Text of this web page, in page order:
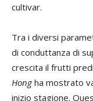
cultivar.
Tra i diversi
di conduttanza di
crescita il frutti
Hongha mostrato
inizio stagione.